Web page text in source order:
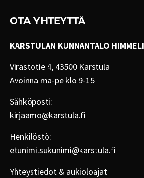
OTA YHTEYTTÄ
KARSTULAN KUNNANTALO HIMMELI
Virastotie 4, 43500 Karstula
Avoinna ma-pe klo 9-15
Sähköposti:
kirjaamo@karstula.fi
Henkilöstö:
etunimi.sukunimi@karstula.fi
Yhteystiedot & aukioloajat